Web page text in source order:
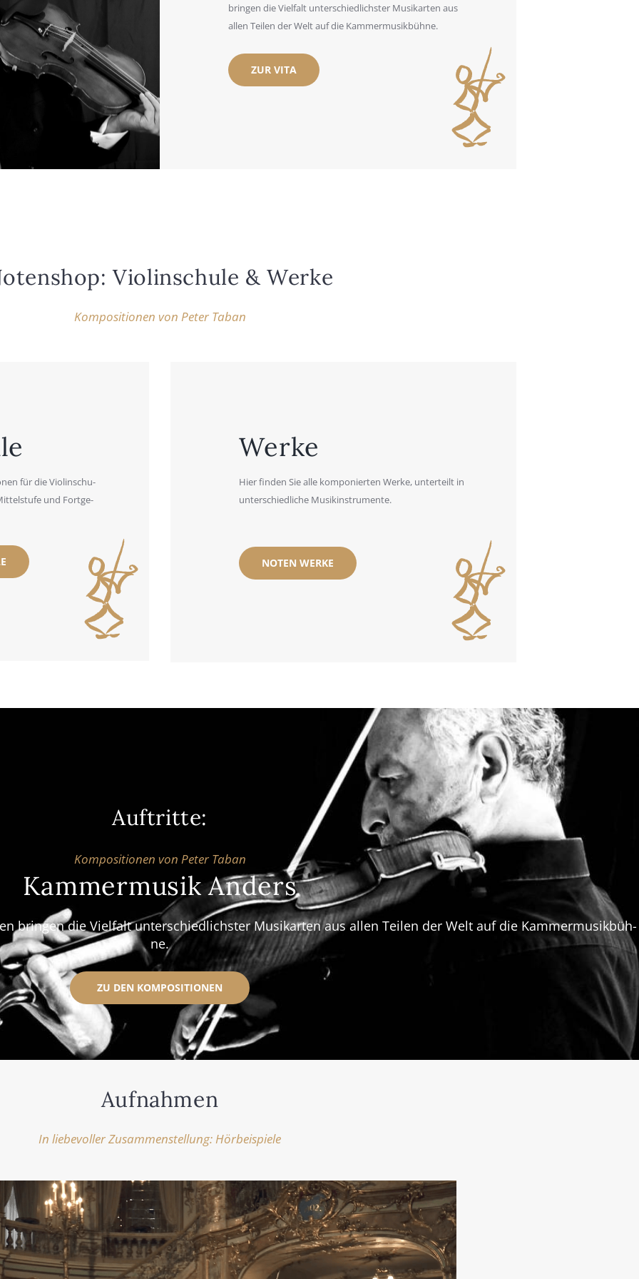
brin­gen die Viel­falt unter­schied­lichs­ter Musik­ar­ten aus
allen Tei­len der Welt auf die Kam­mer­mu­sik­büh­ne.
ZUR VITA
Vio­lin­schu­le & Wer­ke
Kom­po­si­tio­nen von Peter Tab­an
für die Vio­lin­schu­
und Fort­ge­
Wer­ke
Hier fin­den Sie alle kom­po­nier­ten Wer­ke, unter­teilt in
unter­schied­li­che Musik­in­stru­men­te.
NOTEN WER­KE
Auf­trit­te:
Kom­po­si­tio­nen von Peter Tab­an
Kam­mer­mu­sik Anders
brin­gen die Viel­falt unter­schied­lichs­ter Musik­ar­ten aus allen Tei­len der Welt auf die Kam­mer­mu­sik­büh­
ne.
ZU DEN KOM­PO­SI­TIO­NEN
Auf­nah­men
In lie­be­vol­ler Zusam­men­stel­lung: Hör­bei­spie­le